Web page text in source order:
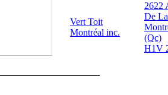
Vert Toit
Montréal inc.
2622
De
(Qc)
H1V